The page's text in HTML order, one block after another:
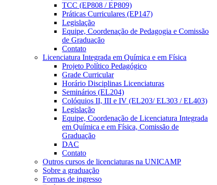
TCC (EP808 / EP809)
Práticas Curriculares (EP147)
Legislação
Equipe, Coordenação de Pedagogia e Comissão
de Graduação
Contato
Licenciatura Integrada em Química e em Física
Projeto Político Pedagógico
Grade Curricular
Horário Disciplinas Licenciaturas
Seminários (EL204)
Colóquios II, III e IV (EL203/ EL303 / EL403)
Legislação
Equipe, Coordenação de Licenciatura Integrada
em Química e em Física, Comissão de
Graduação
DAC
Contato
Outros cursos de licenciaturas na UNICAMP
Sobre a graduação
Formas de ingresso